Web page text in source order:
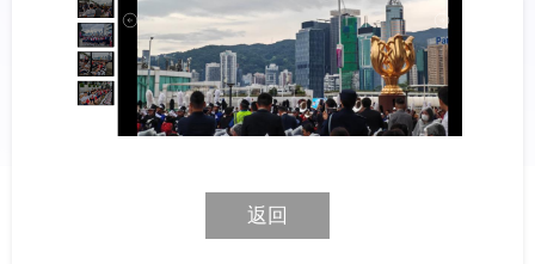
返回